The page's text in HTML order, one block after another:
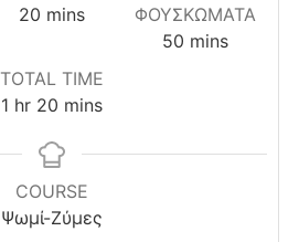
20 minutes
mins
ΦΟΥΣΚΏΜΑΤΑ
50 minutes
mins
TOTAL TIME
1 hour
hr 20 minutes
mins
COURSE
Ψωμί-Ζύμες